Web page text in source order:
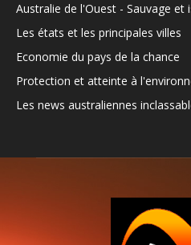
Australie de l'Ouest - Sauvage et
Les états et les principales villes
Economie du pays de la chance
Protection et atteinte à
Les news australiennes